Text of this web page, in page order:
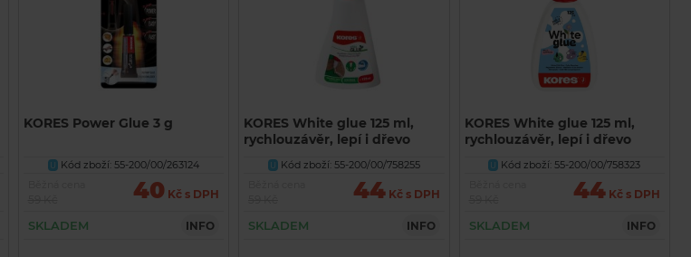
KORES Power Glue 3 g
U Kód zboží: 55-200/00/263124
40 Kč s DPH
SKLADEM INFO
KORES White glue 125 ml,
rychlouzávěr, lepí i dřevo
U Kód zboží: 55-200/00/758255
44Kč s DPH
SKLADEM INFO
KORES White glue 125 ml,
rychlouzávěr, lepí i dřevo
U
Kód zboží: 55-200/00/758323
44 Kč s DPH
SKLADEM INFO